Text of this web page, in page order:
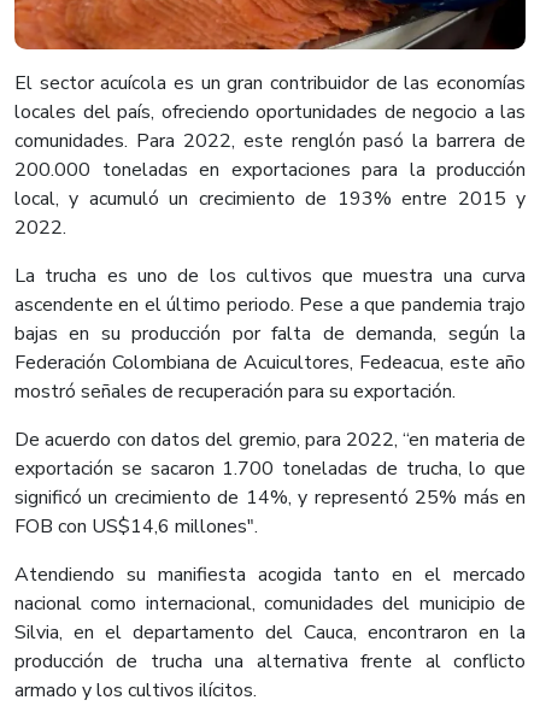
El sector acuícola es un gran contribuidor de las economías
locales del país, ofreciendo oportunidades de negocio a las
comunidades. Para 2022, este renglón pasó la barrera de
200.000 toneladas en exportaciones para la producción
local, y acumuló un crecimiento de 193% entre 2015 y
2022.
La trucha es uno de los cultivos que muestra una curva
ascendente en el último periodo. Pese a que pandemia trajo
bajas en su producción por falta de demanda, según la
Federación Colombiana de Acuicultores, Fedeacua, este año
mostró señales de recuperación para su exportación.
De acuerdo con datos del gremio, para 2022, “en materia de
exportación se sacaron 1.700 toneladas de trucha, lo que
significó un crecimiento de 14%, y representó 25% más en
FOB con US$14,6 millones".
Atendiendo su manifiesta acogida tanto en el mercado
nacional como internacional, comunidades del municipio de
Silvia, en el departamento del Cauca, encontraron en la
producción de trucha una alternativa frente al conflicto
armado y los cultivos ilícitos.